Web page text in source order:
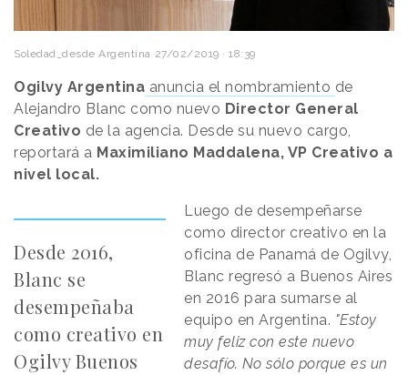
Soledad_desde Argentina 27/02/2019 · 18:39
Ogilvy Argentina anuncia el nombramiento de
Alejandro Blanc como nuevo Director General
Creativo de la agencia. Desde su nuevo cargo,
reportará a Maximiliano Maddalena, VP Creativo a
nivel local.
Desde 2016,
Blanc se
desempeñaba
como creativo en
Ogilvy Buenos
Luego de desempeñarse
como director creativo en la
oficina de Panamá de Ogilvy,
Blanc regresó a Buenos Aires
en 2016 para sumarse al
equipo en Argentina. "Estoy
muy feliz con este nuevo
desafío. No sólo porque es un